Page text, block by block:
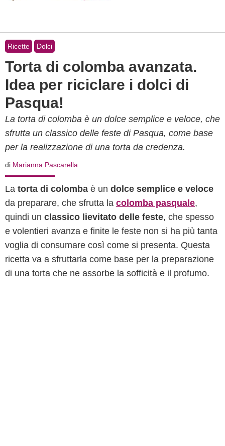
Ricette Dolci
Torta di colomba avanzata.
Idea per riciclare i dolci di
Pasqua!
La torta di colomba è un dolce semplice e veloce, che
sfrutta un classico delle feste di Pasqua, come base
per la realizzazione di una torta da credenza.
di Marianna Pascarella
La torta di colomba è un dolce semplice e veloce
da preparare, che sfrutta la colomba pasquale,
quindi un classico lievitato delle feste, che spesso
e volentieri avanza e finite le feste non si ha più tanta
voglia di consumare così come si presenta. Questa
ricetta va a sfruttarla come base per la preparazione
di una torta che ne assorbe la sofficità e il profumo.